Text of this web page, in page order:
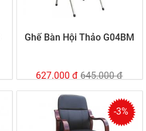
Ghế Bàn Hội Thảo G04BM
627.000 đ 645.000 đ
-3%